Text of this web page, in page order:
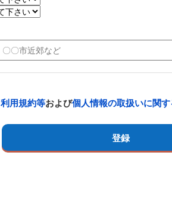
利用規約等および個人情報の取扱いに関